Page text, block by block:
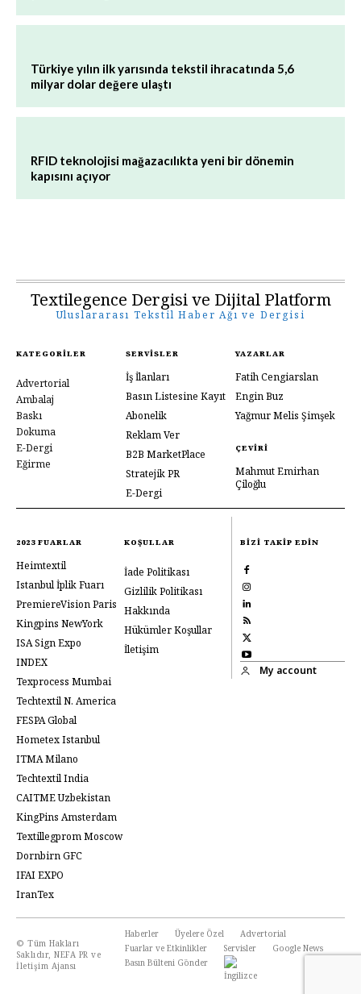
Türkiye yılın ilk yarısında tekstil ihracatında 5,6
milyar dolar değere ulaştı
RFID teknolojisi mağazacılıkta yeni bir dönemin
kapısını açıyor
Textilegence Dergisi ve Dijital Platform
Uluslararası Tekstil Haber Ağı ve Dergisi
KATEGORILER
Advertorial
Ambalaj
Baskı
Dokuma
E-Dergi
Eğirme
SERVISLER
İş İlanları
Basın Listesine Kayıt
Abonelik
Reklam Ver
B2B MarketPlace
Stratejik PR
E-Dergi
YAZARLAR
Fatih Cengiarslan
Engin Buz
Yağmur Melis Şimşek
ÇEVIRI
Mahmut Emirhan
Çiloğlu
2023 FUARLAR
Heimtextil
Istanbul İplik Fuarı
PremiereVision Paris
Kingpins NewYork
ISA Sign Expo
INDEX
Texprocess Mumbai
Techtextil N. America
FESPA Global
Hometex Istanbul
ITMA Milano
Techtextil India
CAITME Uzbekistan
KingPins Amsterdam
Textillegprom Moscow
Dornbirn GFC
IFAI EXPO
IranTex
KOŞULLAR
İade Politikası
Gizlilik Politikası
Hakkında
Hükümler Koşullar
İletişim
BIZI TAKIP EDIN
My account
© Tüm Hakları
Saklıdır, NEFA PR ve
İletişim Ajansı
Haberler Üyelere Özel
Advertorial
Fuarlar ve Etkinlikler
Servisler
Google News
Basın Bülteni Gönder